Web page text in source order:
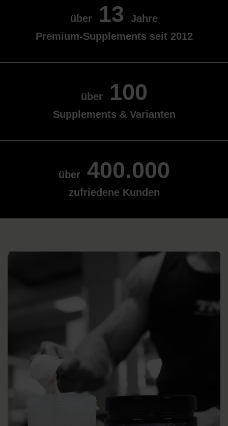
über 13
Jahre
Premium-Supplements seit 2012
über100
Supplements & Varianten
über400.000
zufriedene Kunden